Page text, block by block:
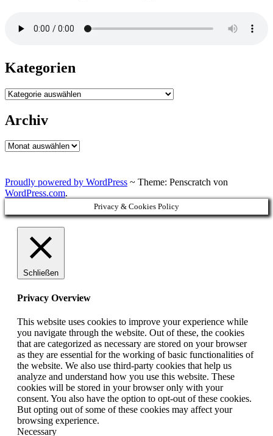
Kategorien
Kategorien
Archiv
Archiv
Proudly powered by WordPress ~ Theme: Penscratch von
WordPress.com.
Privacy & Cookies Policy
Schließen
Privacy Overview
This website uses cookies to improve your experience while
you navigate through the website. Out of these, the cookies
that are categorized as necessary are stored on your browser
as they are essential for the working of basic functionalities of
the website. We also use third-party cookies that help us
analyze and understand how you use this website. These
cookies will be stored in your browser only with your
consent. You also have the option to opt-out of these cookies.
But opting out of some of these cookies may affect your
browsing experience.
Necessary